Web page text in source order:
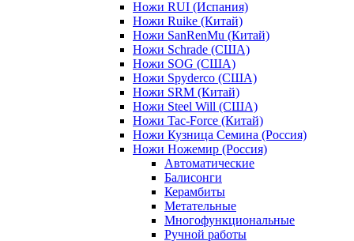
Ножи RUI (Испания)
Ножи Ruike (Китай)
Ножи SanRenMu (Китай)
Ножи Schrade (США)
Ножи SOG (США)
Ножи Spyderco (США)
Ножи SRM (Китай)
Ножи Steel Will (США)
Ножи Tac-Force (Китай)
Ножи Кузница Семина (Россия)
Ножи Ножемир (Россия)
Автоматические
Балисонги
Керамбиты
Метательные
Многофункциональные
Ручной работы